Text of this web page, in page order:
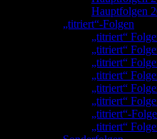
Hauptfolgen
„titriert“-Folgen
„titriert“
„titriert“
„titriert“
„titriert“
„titriert“
„titriert“
„titriert“-
„titriert“